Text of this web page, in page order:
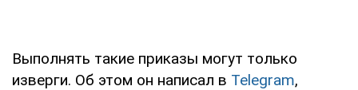
Выполнять такие приказы могут только
изверги. Об этом он написал в Telegram,